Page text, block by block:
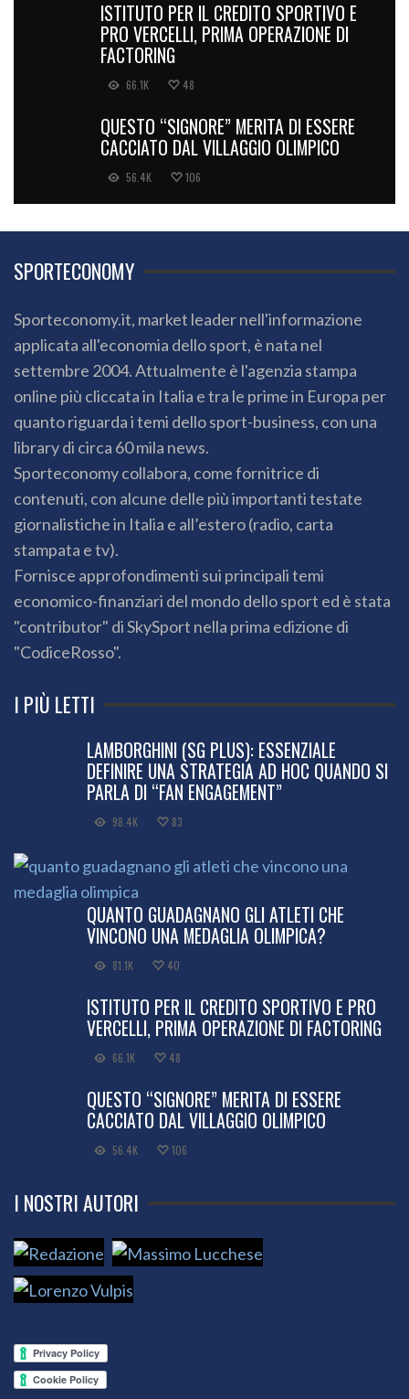
ISTITUTO PER IL CREDITO SPORTIVO E
PRO VERCELLI, PRIMA OPERAZIONE DI
FACTORING
66.1K 48
QUESTO “SIGNORE” MERITA DI ESSERE
CACCIATO DAL VILLAGGIO OLIMPICO
56.4K 106
SPORTECONOMY
Sporteconomy.it, market leader nell'informazione
applicata all'economia dello sport, è nata nel
settembre 2004. Attualmente è l'agenzia stampa
online più cliccata in Italia e tra le prime in Europa per
quanto riguarda i temi dello sport-business, con una
library di circa 60 mila news.
Sporteconomy collabora, come fornitrice di
contenuti, con alcune delle più importanti testate
giornalistiche in Italia e all’estero (radio, carta
stampata e tv).
Fornisce approfondimenti sui principali temi
economico-finanziari del mondo dello sport ed è stata
"contributor" di SkySport nella prima edizione di
"CodiceRosso".
I PIÙ LETTI
LAMBORGHINI (SG PLUS): ESSENZIALE
DEFINIRE UNA STRATEGIA AD HOC QUANDO SI
PARLA DI “FAN ENGAGEMENT”
98.4K 83
QUANTO GUADAGNANO GLI ATLETI CHE
VINCONO UNA MEDAGLIA OLIMPICA?
81.1K 40
ISTITUTO PER IL CREDITO SPORTIVO E PRO
VERCELLI, PRIMA OPERAZIONE DI FACTORING
66.1K 48
QUESTO “SIGNORE” MERITA DI ESSERE
CACCIATO DAL VILLAGGIO OLIMPICO
56.4K 106
I NOSTRI AUTORI